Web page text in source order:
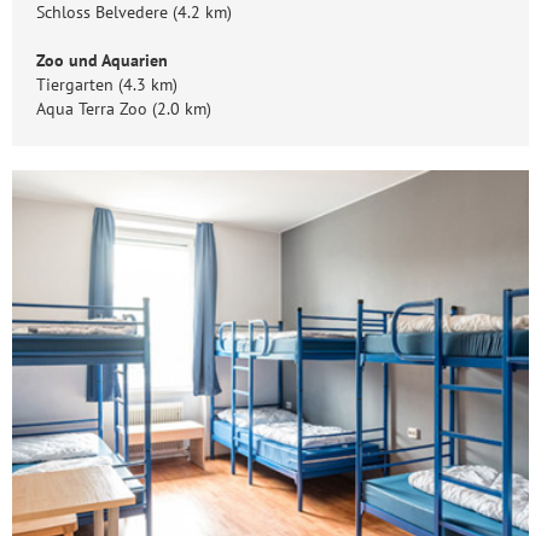
Schloss Belvedere (4.2 km)
Zoo und Aquarien
Tiergarten (4.3 km)
Aqua Terra Zoo (2.0 km)